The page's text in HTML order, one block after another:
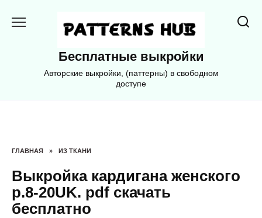
Бесплатные выкройки
Авторские выкройки, (паттерны) в свободном
доступе
ГЛАВНАЯ » ИЗ ТКАНИ
Выкройка кардигана женского
р.8-20UK. pdf скачать
бесплатно